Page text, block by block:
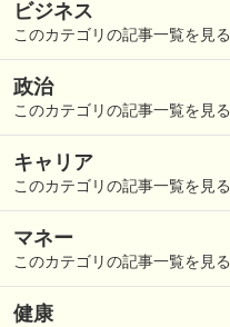
ビジネス
このカテゴリの記事一覧を見る
政治
このカテゴリの記事一覧を見る
キャリア
このカテゴリの記事一覧を見る
マネー
このカテゴリの記事一覧を見る
健康